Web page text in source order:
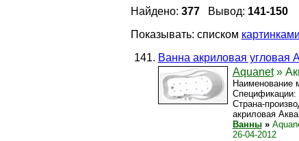
Найдено: 377Вывод: 141-150
Показывать: списком картинками
Ванна акриловая угловая
Aquanet»
Наименование
Страна-
акриловая
Ванны »
26-04-2012